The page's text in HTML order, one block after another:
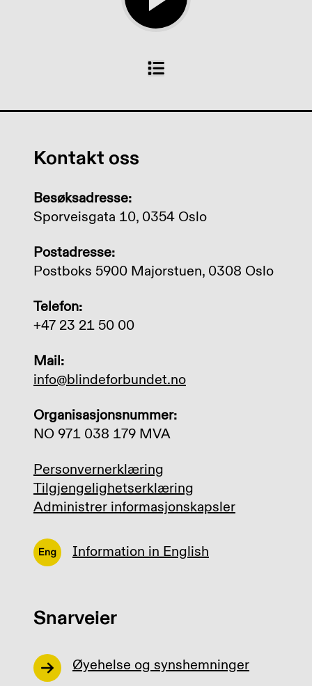
Kontakt oss
Besøksadresse:
Sporveisgata 10, 0354 Oslo
Postadresse:
Postboks 5900 Majorstuen, 0308 Oslo
Telefon:
+47 23 21 50 00
Mail:
info@blindeforbundet.no
Organisasjonsnummer:
NO 971 038 179 MVA
Personvernerklæring
Tilgjengelighetserklæring
Administrer informasjonskapsler
Information in English
Snarveier
Øyehelse og synshemninger